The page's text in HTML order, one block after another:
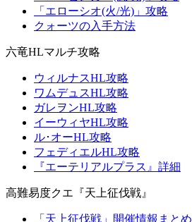
「エローシオ(火/光)」攻略
クォーツの入手方法
六竜HLマルチ攻略
ウィルナスHL攻略
ワムデュスHL攻略
ガレヲンHL攻略
イーウィヤHL攻略
ル･オーHL攻略
フェディエルHL攻略
『エーテリアルプラス』詳細
高難易度クエ『天上征伐戦』
「天上征伐戦」開催情報まとめ